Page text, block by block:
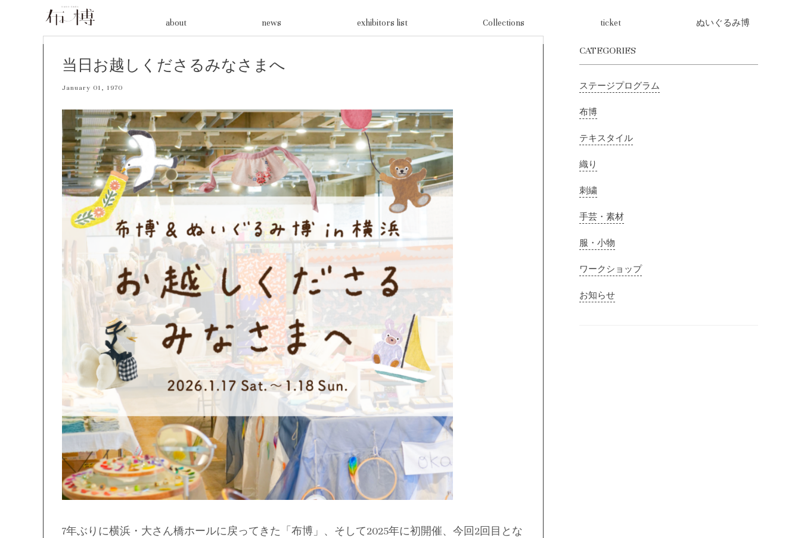
Skip
to
content
about news exhibitors list Collections ticket ぬいぐるみ博
当日お越しくださるみなさまへ
January 01, 1970
7年ぶりに横浜・大さん橋ホールに戻ってきた「布博」、そして2025年に初開催、今回2回目とな
CATEGORIES
ステージプログラム
布博
テキスタイル
織り
刺繍
手芸・素材
服・小物
ワークショップ
お知らせ